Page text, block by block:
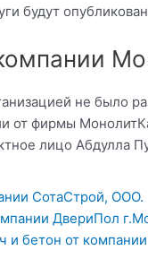
будут
не было
от фирмы
лицо Абдулла
СотаСтрой, ООО.
ДвериПол
и бетон от